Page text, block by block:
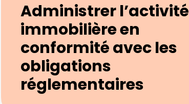
Administrer l’activité
immobilière en
conformité avec les
obligations
réglementaires